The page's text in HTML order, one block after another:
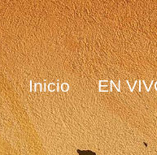
Inicio EN